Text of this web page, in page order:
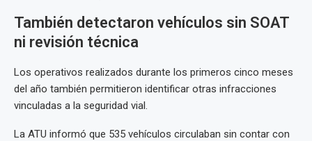
También detectaron vehículos sin SOAT
ni revisión técnica
Los operativos realizados durante los primeros cinco meses
del año también permitieron identificar otras infracciones
vinculadas a la seguridad vial.
La ATU informó que 535 vehículos circulaban sin contar con